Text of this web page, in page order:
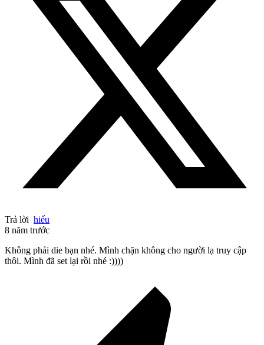
Trả lời hiếu
8 năm trước
Không phải die bạn nhé. Mình chặn không cho người lạ truy cập
thôi. Mình đã set lại rồi nhé :))))